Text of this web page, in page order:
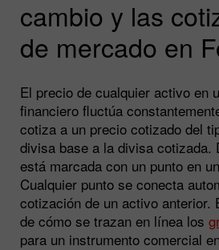
cambio y las
de mercado en
El precio de cualquier activo en
financiero fluctúa
cotiza a un precio cotizado del
divisa base a la divisa cotizada.
está marcada con un punto en
Cualquier punto se conecta
cotización de un activo anterior.
de cómo se trazan en línea los
para un instrumento comercial